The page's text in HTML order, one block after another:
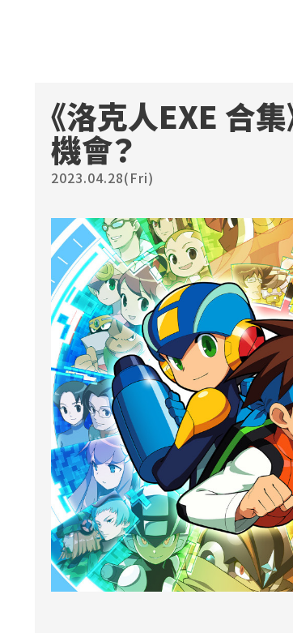
《洛克人EXE 合
機會？
2023.04.28(Fri)